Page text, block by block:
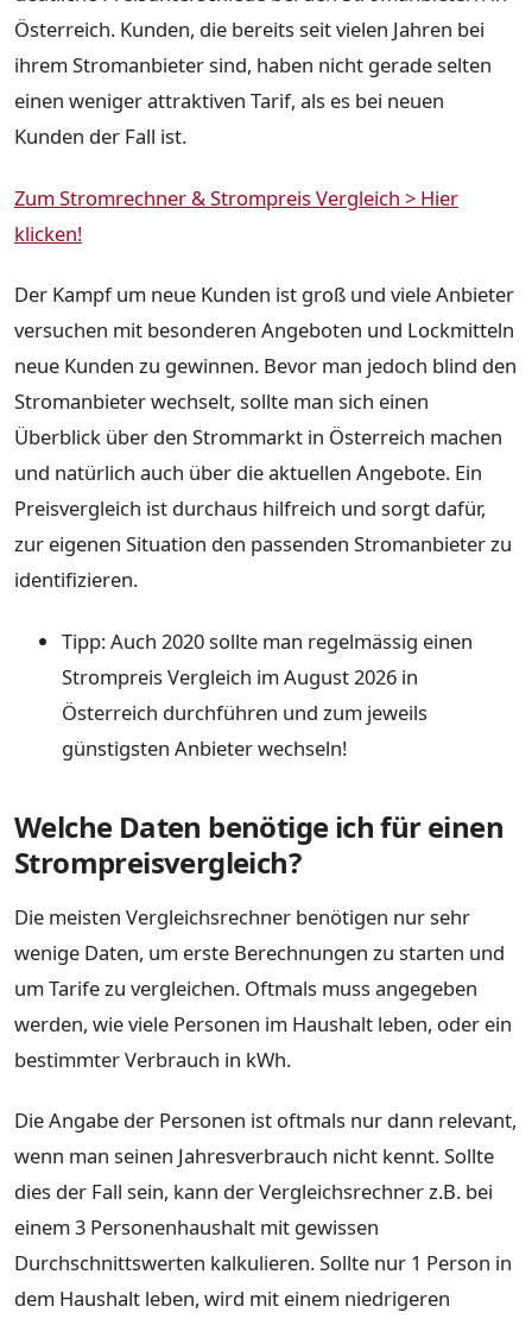
Österreich. Kunden, die bereits seit vielen Jahren bei
ihrem Stromanbieter sind, haben nicht gerade selten
einen weniger attraktiven Tarif, als es bei neuen
Kunden der Fall ist.
Zum Stromrechner & Strompreis Vergleich > Hier
klicken!
Der Kampf um neue Kunden ist groß und viele Anbieter
versuchen mit besonderen Angeboten und Lockmitteln
neue Kunden zu gewinnen. Bevor man jedoch blind den
Stromanbieter wechselt, sollte man sich einen
Überblick über den Strommarkt in Österreich machen
und natürlich auch über die aktuellen Angebote. Ein
Preisvergleich ist durchaus hilfreich und sorgt dafür,
zur eigenen Situation den passenden Stromanbieter zu
identifizieren.
Tipp: Auch 2020 sollte man regelmässig einen
Strompreis Vergleich im August 2026 in
Österreich durchführen und zum jeweils
günstigsten Anbieter wechseln!
Welche Daten benötige ich für einen
Strompreisvergleich?
Die meisten Vergleichsrechner benötigen nur sehr
wenige Daten, um erste Berechnungen zu starten und
um Tarife zu vergleichen. Oftmals muss angegeben
werden, wie viele Personen im Haushalt leben, oder ein
bestimmter Verbrauch in kWh.
Die Angabe der Personen ist oftmals nur dann relevant,
wenn man seinen Jahresverbrauch nicht kennt. Sollte
dies der Fall sein, kann der Vergleichsrechner z.B. bei
einem 3 Personenhaushalt mit gewissen
Durchschnittswerten kalkulieren. Sollte nur 1 Person in
dem Haushalt leben, wird mit einem niedrigeren